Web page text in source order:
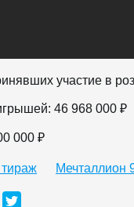
участие в
46 968 000 ₽
000 ₽
Мечталлион